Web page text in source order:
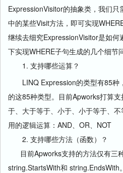
ExpressionVisitor的抽象类，我们
中的某些Visit方法，即可实现
继续去细究ExpressionVisitor是如
下实现WHERE子句生成的几个细节
1. 支持哪些运算？
LINQ Expression的类型有85种
的这85种类型。目前Apworks打算
于、大于等于、小于、小于等于、
用的逻辑运算：AND、OR、NOT
2. 支持哪些方法（函数）？
目前Apworks支持的方法仅有三种
string.StartsWith和 string.EndsWith